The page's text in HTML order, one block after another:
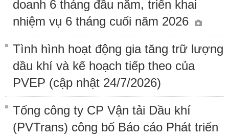
doanh 6 tháng đầu năm, triển khai
nhiệm vụ 6 tháng cuối năm 2026
Tình hình hoạt động gia tăng trữ lượng
dầu khí và kế hoạch tiếp theo của
PVEP (cập nhật 24/7/2026)
Tổng công ty CP Vận tải Dầu khí
(PVTrans) công bố Báo cáo Phát triển